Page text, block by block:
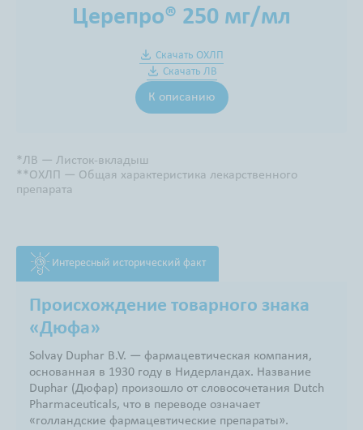
Церепро® 250 мг/мл
Скачать ОХЛП
Скачать ЛВ
К описанию
*ЛВ — Листок-вкладыш
**ОХЛП — Общая характеристика лекарственного
препарата
Интересный исторический факт
Происхождение товарного знака
«Дюфа»
Solvay Duphar B.V. — фармацевтическая компания,
основанная в 1930 году в Нидерландах. Название
Duphar (Дюфар) произошло от словосочетания Dutch
Pharmaceuticals, что в переводе означает
«голландские фармацевтические препараты».